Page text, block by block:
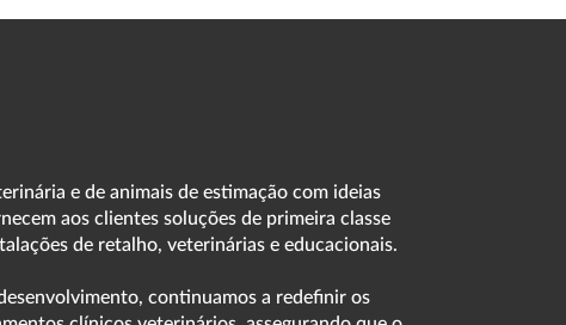
e de animais de estimação com ideias
aos clientes soluções de primeira classe
de retalho, veterinárias e educacionais.
continuamos a redefinir os